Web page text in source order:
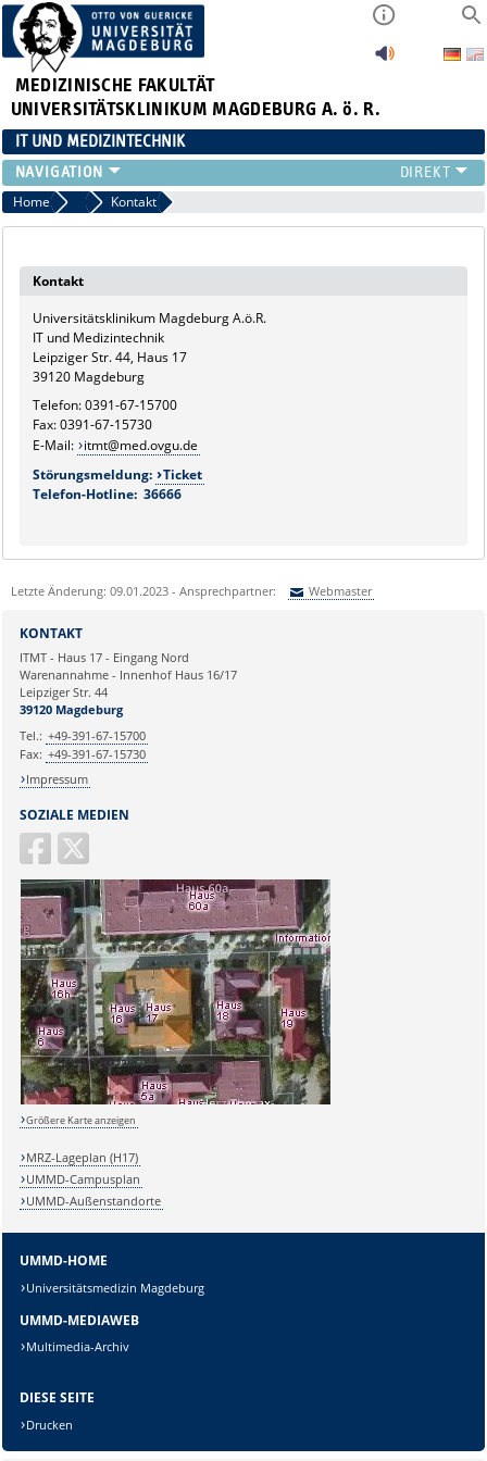
MEDIZINISCHE FAKULTÄT
UNIVERSITÄTSKLINIKUM MAGDEBURG A. ö. R.
IT UND MEDIZINTECHNIK
LEISTUNGSANGEBOT
SERVICE
APPS
Home Marginalboxen
Kontakt
Kontakt
Universitätsklinikum Magdeburg A.ö.R.
IT und Medizintechnik
Leipziger Str. 44, Haus 17
39120 Magdeburg
Telefon: 0391-67-15700
Fax: 0391-67-15730
E-Mail: itmt@med.ovgu.de
Störungsmeldung:
Ticket
Telefon-Hotline: 36666
Letzte Änderung: 09.01.2023 - Ansprechpartner: Webmaster
Ihre E-Mailadresse:
Ihr Anliegen:
Sicherheitsabfrage:
Lösung:
SOZIALE MEDIEN
KONTAKT
ITMT - Haus 17 - Eingang Nord
Warenannahme - Innenhof Haus 16/17
Leipziger Str. 44
39120 Magdeburg
Tel.: +49-391-67-15700
Fax: +49-391-67-15730
Impressum
Größere Karte anzeigen
MRZ-Lageplan (H17)
UMMD-Campusplan
UMMD-Außenstandorte
UMMD-HOME
Universitätsmedizin Magdeburg
UMMD-MEDIAWEB
Multimedia-Archiv
DIESE SEITE
Drucken